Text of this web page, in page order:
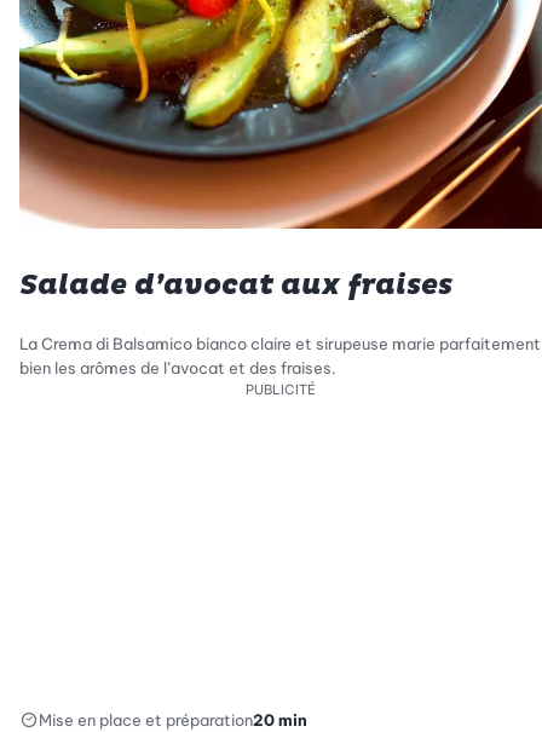
Salade d’avocat aux fraises
La Crema di Balsamico bianco claire et sirupeuse marie parfaitement
bien les arômes de l’avocat et des fraises.
PUBLICITÉ
Mise en place et préparation20 min